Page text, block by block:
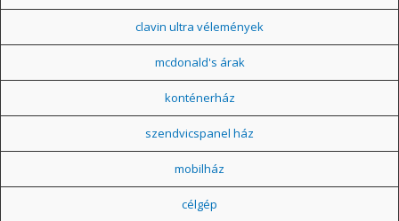
clavin ultra vélemények
mcdonald's árak
konténerház
szendvicspanel ház
mobilház
célgép